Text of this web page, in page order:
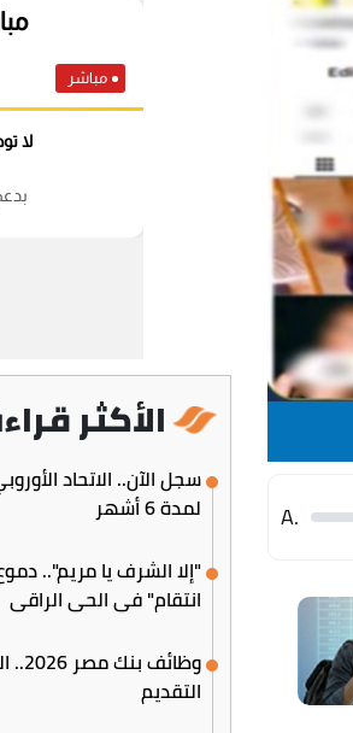
.A
الأكثر
سجل الآن.. الاتحاد
لمدة 6 أشهر
"إلا الشرف يا مريم"..
انتقام" في الحي الراقي
التقديم